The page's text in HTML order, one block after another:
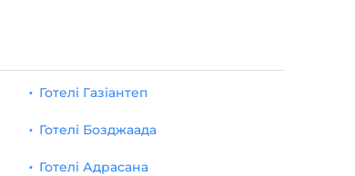
Готелі Газіантеп
Готелі Бозджаада
Готелі Адрасана